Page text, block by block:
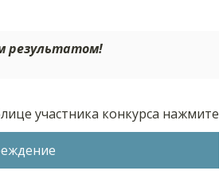
результатом!
участника конкурса нажмите